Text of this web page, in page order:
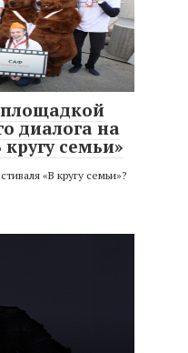
площадкой
диалога на
семьи»
«В кругу семьи»?